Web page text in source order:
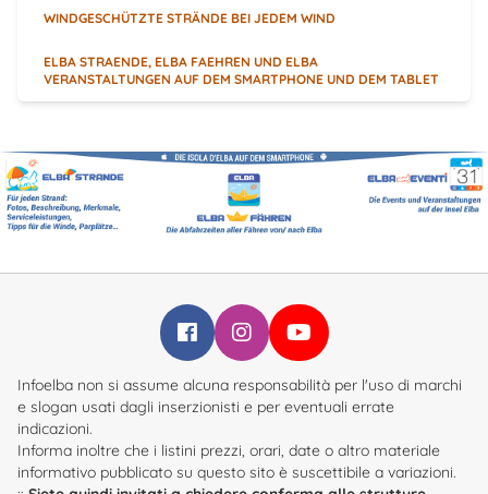
WINDGESCHÜTZTE STRÄNDE BEI JEDEM WIND
ELBA STRAENDE, ELBA FAEHREN UND ELBA
VERANSTALTUNGEN AUF DEM SMARTPHONE UND DEM TABLET
Infoelba su Facebook
Infoelba su Instagram
Infoelba su YouTube
Infoelba non si assume alcuna responsabilità per l'uso di marchi
e slogan usati dagli inserzionisti e per eventuali errate
indicazioni.
Informa inoltre che i listini prezzi, orari, date o altro materiale
informativo pubblicato su questo sito è suscettibile a variazioni.